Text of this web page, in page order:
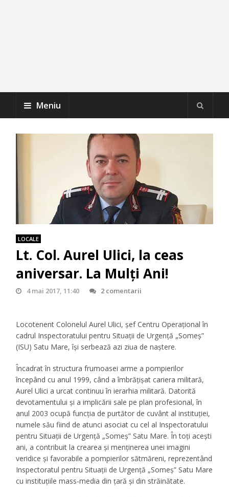
Meniu
LOCALE
Lt. Col. Aurel Ulici, la ceas
aniversar. La Mulți Ani!
4 mai 2017, 11:40 2 comentarii
Locotenent Colonelul Aurel Ulici, şef Centru Operaţional în
cadrul Inspectoratului pentru Situaţii de Urgenţă „Someş”
(ISU) Satu Mare, îşi serbează azi ziua de naştere.
Încadrat în structura frumoasei arme a pompierilor
începând cu anul 1999, când a îmbrăţişat cariera militară,
Aurel Ulici a urcat continuu în ierarhia militară. Datorită
devotamentului şi a implicării sale pe plan profesional, în
anul 2003 ocupă funcţia de purtător de cuvânt al instituţiei,
numele său fiind de atunci asociat cu cel al Inspectoratului
pentru Situaţii de Urgenţă „Someş” Satu Mare. În toţi aceşti
ani, a contribuit la crearea şi menţinerea unei imagini
veridice şi favorabile a pompierilor sătmăreni, reprezentând
Inspectoratul pentru Situaţii de Urgenţă „Someş” Satu Mare
cu instituţiile mass-media din ţară şi din străinătate.